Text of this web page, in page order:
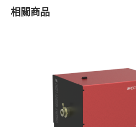
e
:
相關商品